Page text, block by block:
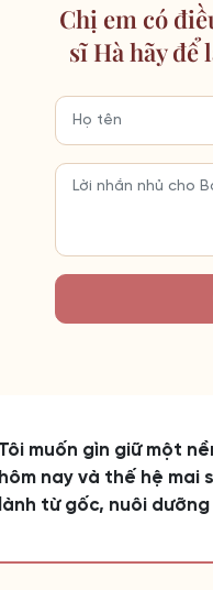
Chị em có
sĩ Hà hãy
Tôi muốn gìn giữ một
hôm nay và thế hệ mai
lành từ gốc, nuôi